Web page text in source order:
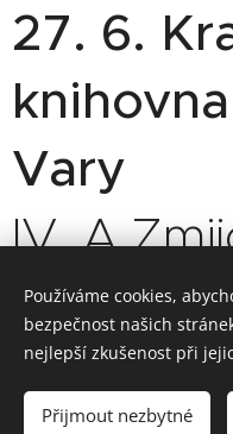
27. 6.
Vary
IV. A
Vytvořeno
Používáme cookies,
bezpečnost našich
nejlepší zkušenost při
Přijmout nezbytné